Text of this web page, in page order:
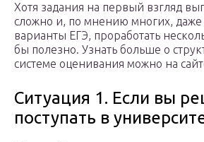
Хотя задания на первый взгляд
сложно и, по мнению многих, даже
варианты ЕГЭ, проработать
бы полезно. Узнать больше о
системе оценивания можно на
Ситуация 1. Если вы
поступать в